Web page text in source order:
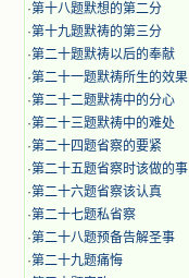
·第十八题默想的第二分
·第十九题默祷的第三分
·第二十题默祷以后的奉献
·第二十一题默祷所生的效果
·第二十二题默祷中的分心
·第二十三题默祷中的难处
·第二十四题省察的要紧
·第二十五题省察时该做的事
·第二十六题省察该认真
·第二十七题私省察
·第二十八题预备告解圣事
·第二十九题痛悔